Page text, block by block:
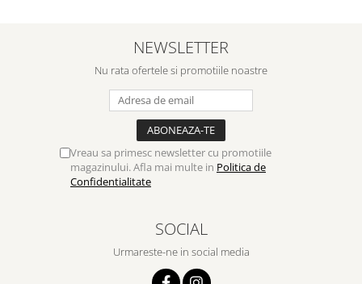
NEWSLETTER
Nu rata ofertele si promotiile noastre
Vreau sa primesc newsletter cu promotiile
magazinului. Afla mai multe in Politica de
Confidentialitate
SOCIAL
Urmareste-ne in social media